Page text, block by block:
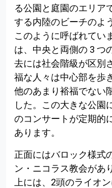
る公園と庭園のエリア
する内陸のビーチのよ
このように呼ばれてい
は、中央と両側の 3 つ
去には社会階級が区別
福な人々は中心部を歩
他のあまり裕福でない
した。この大きな公園
のコンサートが定期的
あります。
正面にはバロック様式
ン・ニコラス教会があ
上には、2頭のライオ